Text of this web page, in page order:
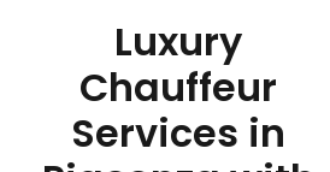
Luxury
Chauffeur
Services in